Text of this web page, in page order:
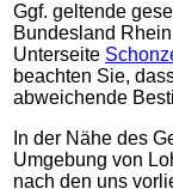
Ggf. geltende
Bundesland
Unterseite
beachten Sie,
abweichende
In der Nähe des
Umgebung von
nach den uns